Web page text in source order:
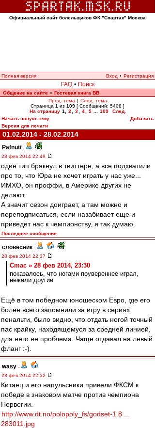
Официальный сайт болельщиков ФК "Спартак" Москва
Полная версия Вход • Регистрация
FAQ • Поиск
Общение на сайте » Гостевая книга ВВ
Пред. тема | След. тема
Страница 1 из 109 [ Сообщений: 5408 ]
На страницу 1 2 3 4 5 109
След.
Начать новую тему
Добавить
Версия для печати
01.02.2014 - 28.02.2014
Pafnuti -
28 фев 2014 22:49
один тип брякнул в твиттере, а все подхватили
про то, что Юра не хочет играть у нас уже...
ИМХО, он проффи, в Америке других не
делают.
А значит сезон доиграет, а там можно и
переподписаться, если назабивает еще и
приведет нас к чемпионству, я так думаю.
Последнее сообщение
словесник -
28 фев 2014 22:37
Cmac » 28 фев 2014, 23:30
показалось, что ногами поувереннее играл,
нежели другие
Ещё в том победном юношеском Евро, где его
более всего запомнили за игру в сериях
пенальти, было видно, что отдать ногой точный
пас крайку, находящемуся за средней линией,
для него не проблема. Чаще отдавал на левый
фланг :-).
wasy -
28 фев 2014 22:32
Китаец и его напульсники привели ФКСМ к
победе в знаковом матче против чемпиона
Норвегии.
http://www.dt.no/polopoly_fs/godset-1.8 ...
283011.jpg